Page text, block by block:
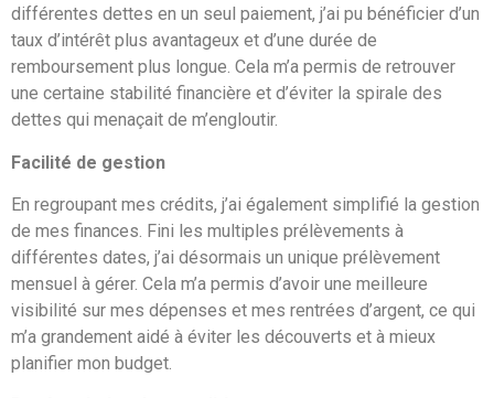
différentes dettes en un seul paiement, j’ai pu bénéficier d’un
taux d’intérêt plus avantageux et d’une durée de
remboursement plus longue. Cela m’a permis de retrouver
une certaine stabilité financière et d’éviter la spirale des
dettes qui menaçait de m’engloutir.
Facilité de gestion
En regroupant mes crédits, j’ai également simplifié la gestion
de mes finances. Fini les multiples prélèvements à
différentes dates, j’ai désormais un unique prélèvement
mensuel à gérer. Cela m’a permis d’avoir une meilleure
visibilité sur mes dépenses et mes rentrées d’argent, ce qui
m’a grandement aidé à éviter les découverts et à mieux
planifier mon budget.